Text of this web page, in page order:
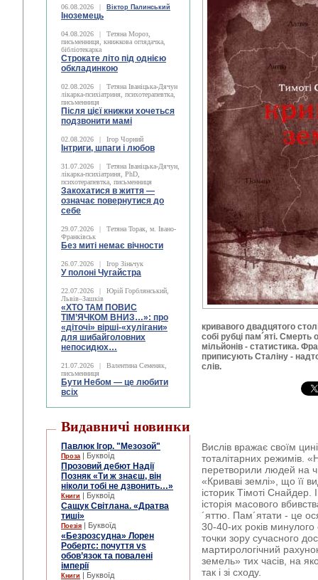
06.08.2026 | Віктор Палинський
Іноземець
04.08.2026 |
Тетяна Мороз,
письменниця, книжкова оглядачка,
бібліотекарка
Строкате літо під однією
обкладинкою
02.08.2026 |
Тетяна Іваніцька-Дячун
лікарка-психіатриня, психотерапевтка,
письменниця
Після цієї книжки хочеться
подзвонити мамі
02.08.2026 | Ігор Чорний
Інтриги, шпаги і любов
31.07.2026 |
Тетяна Іваніцька-Дячун,
лікарка-психіатриня, PhD,
психотерапевтка, письменниця
Закохатися в життя —
означає повернутися до
себе
29.07.2026 |
Тетяна Торак, м. Івано-
Франківськ
Без миті немає вічности
26.07.2026 | Ігор Зіньчук
У полоні Чугайстра
22.07.2026 |
Юрій Горблянський,
Львів–Зашків
«ХТО ТАМ ПОВИС
ТІМ’ЯЧКОМ ВНИЗ…»: про
«діточі» вірші-«хулігани»
для шибайголовних
непосидюх…
21.07.2026 |
Валентина Семеняк,
письменниця
Бути Небом ― це любити
всіх
Видавничі новинки
Павлюк Ігор. "Мезозой"
Проза | Буквоїд
Прозовий дебют Надії
Позняк «Ти ж знаєш, він
ніколи тобі не дзвонить…»
Книги | Буквоїд
Сащук Світлана. «Дратва
тиші»
Поезія | Буквоїд
«Безрозсудна» Лорен
Робертс: почуття vs
обов’язок та повалені
імперії
Книги | Буквоїд
кривавого двадцятого
собі рубці пам´яті. Смерть
мільйонів - статистика.
приписують Сталіну -
слів.
Вислів вражає своїм
тоталітарних режимів.
перетворили людей на
«Криваві землі», що її
історик Тімоті
історія масового
´яттю. Пам´ятати - це
30-40-их років минулого
точки зору сучасного
мартирологічний
земель» тих часів, на
так і зі сходу.